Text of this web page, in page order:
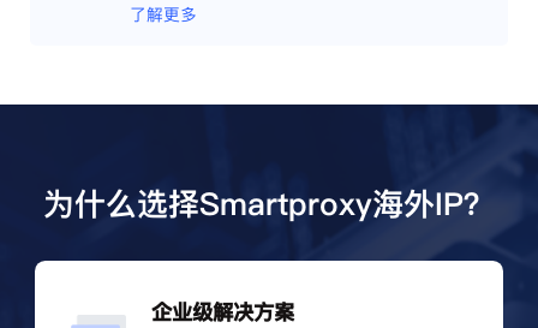
了解更多
为什么选择Smartproxy海外IP？
企业级解决方案